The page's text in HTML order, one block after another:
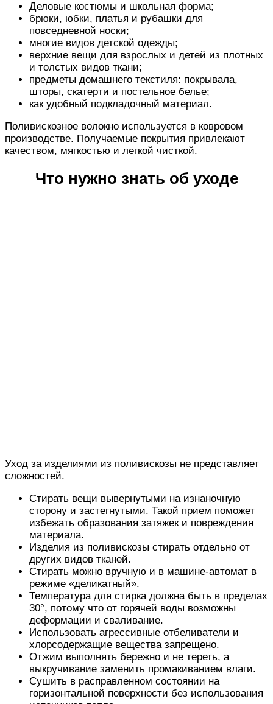
Деловые костюмы и школьная форма;
брюки, юбки, платья и рубашки для
повседневной носки;
многие видов детской одежды;
верхние вещи для взрослых и детей из плотных
и толстых видов ткани;
предметы домашнего текстиля: покрывала,
шторы, скатерти и постельное белье;
как удобный подкладочный материал.
Поливискозное волокно используется в ковровом
производстве. Получаемые покрытия привлекают
качеством, мягкостью и легкой чисткой.
Что нужно знать об уходе
Уход за изделиями из поливискозы не представляет
сложностей.
Стирать вещи вывернутыми на изнаночную
сторону и застегнутыми. Такой прием поможет
избежать образования затяжек и повреждения
материала.
Изделия из поливискозы стирать отдельно от
других видов тканей.
Стирать можно вручную и в машине-автомат в
режиме «деликатный».
Температура для стирка должна быть в пределах
30°, потому что от горячей воды возможны
деформации и сваливание.
Использовать агрессивные отбеливатели и
хлорсодержащие вещества запрещено.
Отжим выполнять бережно и не тереть, а
выкручивание заменить промакиванием влаги.
Сушить в расправленном состоянии на
горизонтальной поверхности без использования